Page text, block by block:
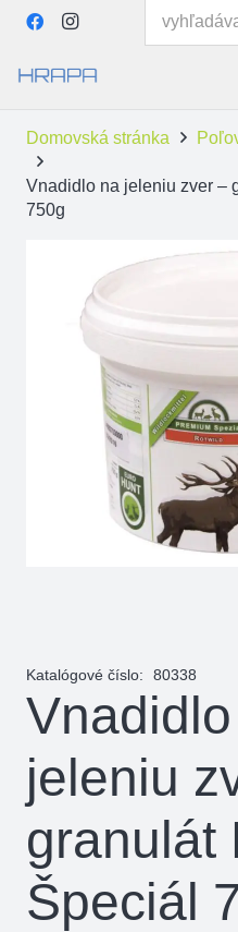
Domovská stránka
Vnadidlo na jeleniu zver –
750g
Katalógové číslo: 80338
jeleniu
granulát
Špeciál